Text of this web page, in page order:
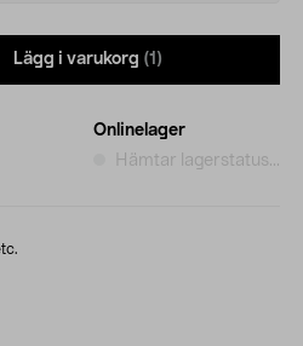
Lägg i varukorg (1)
Onlinelager
Hämtar lagerstatus...